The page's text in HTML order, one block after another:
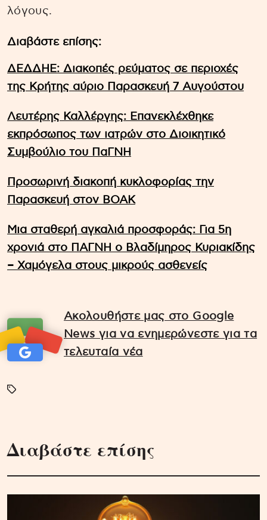
λόγους.
Διαβάστε επίσης:
ΔΕΔΔΗΕ: Διακοπές ρεύματος σε περιοχές
της Κρήτης αύριο Παρασκευή 7 Αυγούστου
Λευτέρης Καλλέργης: Επανεκλέχθηκε
εκπρόσωπος των ιατρών στο Διοικητικό
Συμβούλιο του ΠαΓΝΗ
Προσωρινή διακοπή κυκλοφορίας την
Παρασκευή στον ΒΟΑΚ
Μια σταθερή αγκαλιά προσφοράς: Για 5η
χρονιά στο ΠΑΓΝΗ ο Βλαδίμηρος Κυριακίδης
– Χαμόγελα στους μικρούς ασθενείς
Ακολουθήστε μας στο Google
News για να ενημερώνεστε για τα
τελευταία νέα
Διαβάστε επίσης